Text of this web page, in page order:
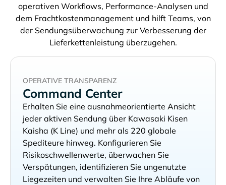
operativen Workflows, Performance-Analysen und
dem Frachtkostenmanagement und hilft Teams, von
der Sendungsüberwachung zur Verbesserung der
Lieferkettenleistung überzugehen.
OPERATIVE TRANSPARENZ
Command Center
Erhalten Sie eine ausnahmeorientierte Ansicht
jeder aktiven Sendung über
und mehr als 220 globale
Spediteure hinweg. Konfigurieren Sie
Risikoschwellenwerte, überwachen Sie
Verspätungen, identifizieren Sie ungenutzte
Liegezeiten und verwalten Sie Ihre Abläufe von